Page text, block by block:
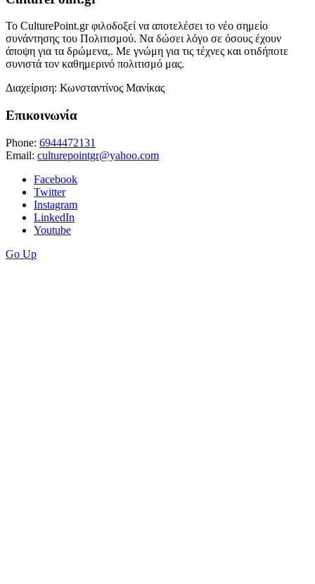
Το CulturePoint.gr φιλοδοξεί να αποτελέσει το νέο σημείο
συνάντησης του Πολιτισμού. Να δώσει λόγο σε όσους έχουν
άποψη για τα δρώμενα,. Με γνώμη για τις τέχνες και οτιδήποτε
συνιστά τον καθημερινό πολιτισμό μας.
Διαχείριση: Κωνσταντίνος Μανίκας
Επικοινωνία
Phone: 6944472131
Email: culturepointgr@yahoo.com
Facebook
Twitter
Instagram
LinkedIn
Youtube
Go Up